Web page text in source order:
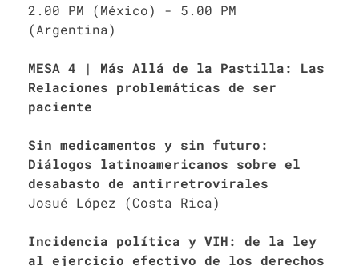
2.00 PM (México) - 5.00 PM
(Argentina)
MESA 4 | Más Allá de la Pastilla: Las
Relaciones problemáticas de ser
paciente
Sin medicamentos y sin futuro:
Diálogos latinoamericanos sobre el
desabasto de antirretrovirales
Josué López (Costa Rica)
Incidencia política y VIH: de la ley
al ejercicio efectivo de los derechos